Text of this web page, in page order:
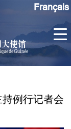
使馆
de Guinée
信
几
Français
持例行记者会